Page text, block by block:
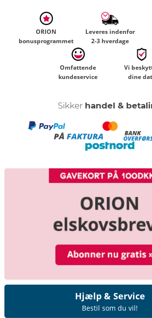
ORION
bonusprogrammet
Leveres indenfor
2-3 hverdage
Omfattende
kundeservice
Vi
dine
Sikker handel &
Hjælp & Service
Bestil som du vil!